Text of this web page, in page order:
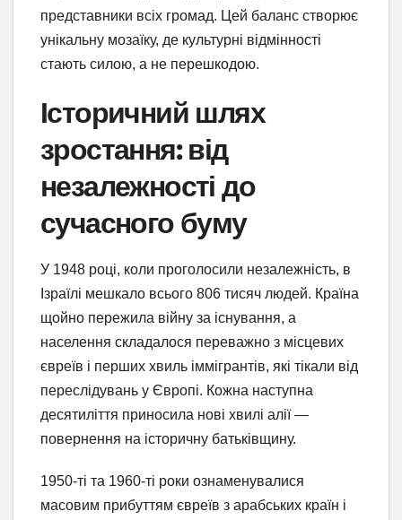
представники всіх громад. Цей баланс створює
унікальну мозаїку, де культурні відмінності
стають силою, а не перешкодою.
Історичний шлях
зростання: від
незалежності до
сучасного буму
У 1948 році, коли проголосили незалежність, в
Ізраїлі мешкало всього 806 тисяч людей. Країна
щойно пережила війну за існування, а
населення складалося переважно з місцевих
євреїв і перших хвиль іммігрантів, які тікали від
переслідувань у Європі. Кожна наступна
десятиліття приносила нові хвилі алії —
повернення на історичну батьківщину.
1950-ті та 1960-ті роки ознаменувалися
масовим прибуттям євреїв з арабських країн і